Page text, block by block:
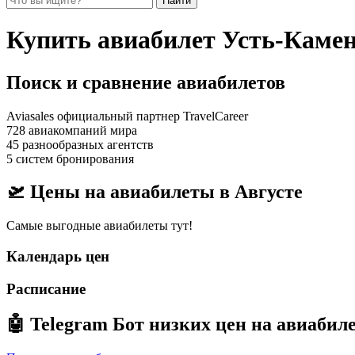
Купить авиабилет Усть-
Поиск и сравнение авиабилетов
Aviasales официальный партнер TravelCareer
728 авиакомпаний мира
45 разнообразных агентств
5 систем бронирования
🛫 Цены на авиабилеты в Августе
Самые выгодные авиабилеты тут!
Календарь цен
Расписание
🤖 Telegram Бот низких цен на